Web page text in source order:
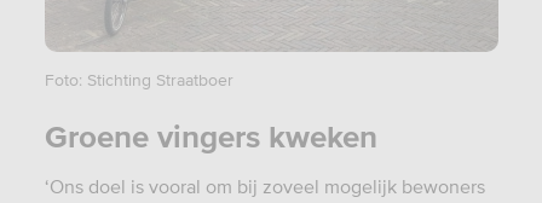
Foto: Stichting Straatboer
Groene vingers kweken
‘Ons doel is vooral om bij zoveel mogelijk bewoners